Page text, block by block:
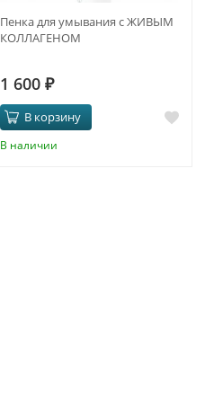
Пенка для умывания с ЖИВЫМ
КОЛЛАГЕНОМ
1 600 ₽
В корзину
В наличии